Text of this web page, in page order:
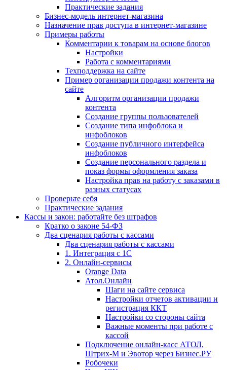
Практические задания
Бизнес-модель интернет-магазина
Назначение прав доступа в интернет-магазине
Примеры работы
Комментарии к товарам на основе блогов
Настройки
Работа с комментариями
Техподдержка на сайте
Пример организации продажи контента на
сайте
Алгоритм организации продажи
контента
Создание группы пользователей
Создание типа инфоблока и
инфоблоков
Создание публичного интерфейса
инфоблоков
Создание персонального раздела и
показ формы оформления заказа
Настройка прав на работу с заказами в
разных статусах
Проверьте себя
Практические задания
Кассы и закон: работайте без штрафов
Кратко о законе 54-ФЗ
Два сценария работы с кассами
Два сценария работы с кассами
1. Интеграция с 1С
2. Онлайн-сервисы
Orange Data
Атол.Онлайн
Шаги на сайте сервиса
Настройки отчетов активации и
регистрация ККТ
Настройки со стороны сайта
Важные моменты при работе с
кассой
Подключение онлайн-касс АТОЛ,
Штрих-М и Эвотор через Бизнес.РУ
Робочеки